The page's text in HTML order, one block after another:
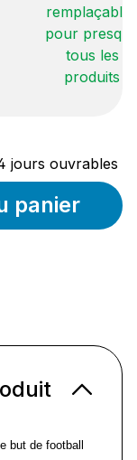
remplaçables
pour
tous les
produits
jours ouvrables
panier
but de football